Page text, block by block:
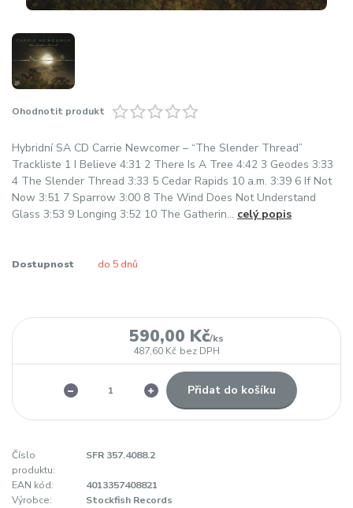
Ohodnotit produkt
Hybridní SA CD Carrie Newcomer – “The Slender Thread”
Trackliste 1 I Believe 4:31 2 There Is A Tree 4:42 3 Geodes 3:33
4 The Slender Thread 3:33 5 Cedar Rapids 10 a.m. 3:39 6 If Not
Now 3:51 7 Sparrow 3:00 8 The Wind Does Not Understand
Glass 3:53 9 Longing 3:52 10 The Gatherin... celý popis
Dostupnost do 5 dnů
590,00 Kč/ks
487,60 Kč bez DPH
Přidat do košíku
Číslo
produktu:
SFR 357.4088.2
EAN kód:
4013357408821
Výrobce:
Stockfish Records